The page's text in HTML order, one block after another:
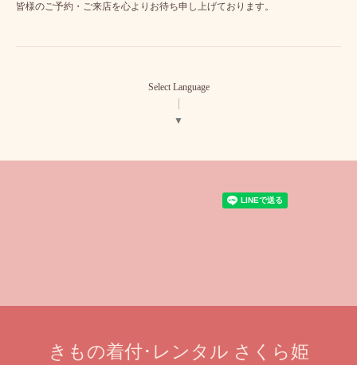
皆様のご予約・ご来店を心よりお待ち申し上げております。
Select Language
▼
きもの着付･レンタル さくら姫